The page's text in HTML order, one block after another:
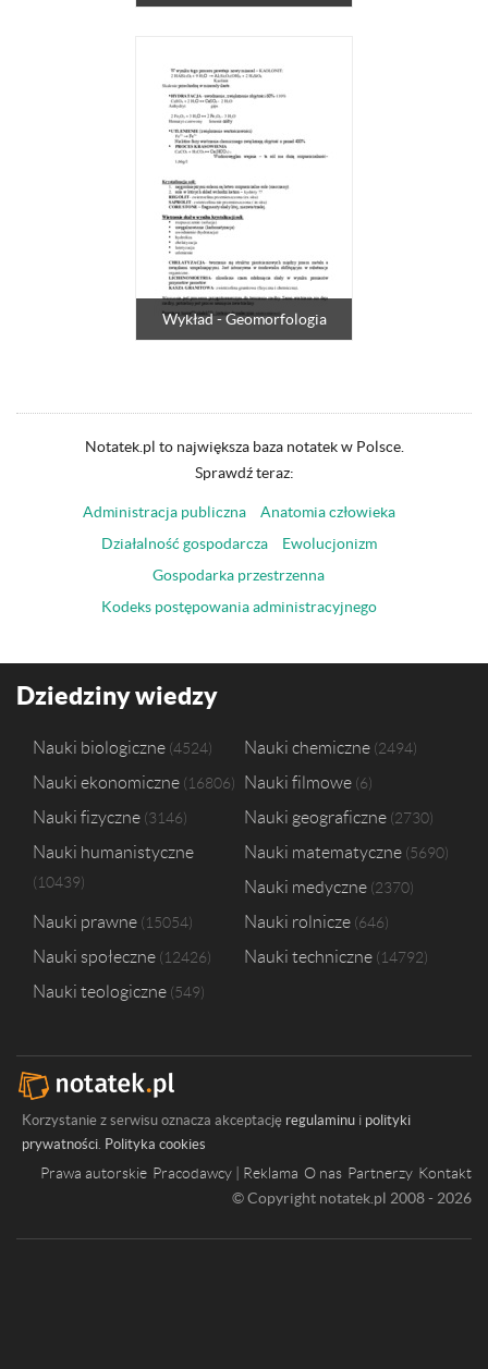
Wykład - Geomorfologia
Notatek.pl to największa baza notatek w Polsce.
Sprawdź teraz:
Administracja publiczna
Anatomia człowieka
Działalność gospodarcza
Ewolucjonizm
Gospodarka przestrzenna
Kodeks postępowania administracyjnego
Dziedziny wiedzy
Nauki biologiczne 4524 Nauki chemiczne 2494
Nauki ekonomiczne 16806 Nauki filmowe 6
Nauki fizyczne 3146 Nauki geograficzne 2730
Nauki humanistyczne
10439
Nauki matematyczne 5690
Nauki medyczne 2370
Nauki prawne 15054 Nauki rolnicze 646
Nauki społeczne 12426 Nauki techniczne 14792
Nauki teologiczne 549
Korzystanie z serwisu oznacza akceptację regulaminu i polityki
prywatności. Polityka cookies
Prawa autorskie Pracodawcy | Reklama O nas Partnerzy Kontakt
© Copyright notatek.pl 2008 - 2026